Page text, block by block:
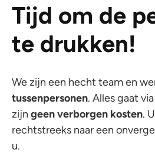
Tijd om de
te drukken!
We zijn een hecht team en
tussenpersonen. Alles gaat
zijn geen verborgen kosten.
rechtstreeks naar een
u.